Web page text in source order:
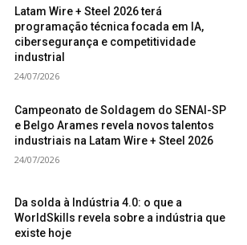
Latam Wire + Steel 2026 terá
programação técnica focada em IA,
cibersegurança e competitividade
industrial
24/07/2026
Campeonato de Soldagem do SENAI-SP
e Belgo Arames revela novos talentos
industriais na Latam Wire + Steel 2026
24/07/2026
Da solda à Indústria 4.0: o que a
WorldSkills revela sobre a indústria que
existe hoje